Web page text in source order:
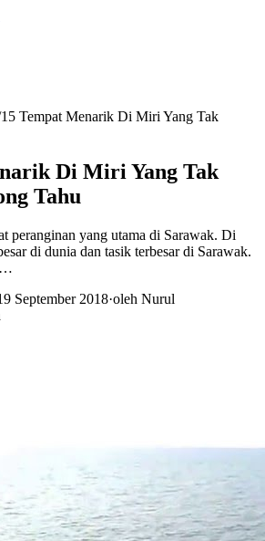
15 Tempat Menarik Di Miri Yang Tak
Di Miri Yang Tak
Tahu
peranginan yang utama di Sarawak. Di
di dunia dan tasik terbesar di Sarawak.
September 2018·oleh Nurul